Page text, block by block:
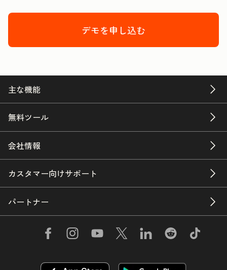
デモを申し込む
主な機能
無料ツール
会社情報
カスタマー向けサポート
パートナー